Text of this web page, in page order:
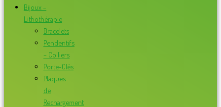
Bijoux –
Lithothérapie
Bracelets
Pendentifs
– Colliers
Porte-Clés
Plaques
de
Rechargement